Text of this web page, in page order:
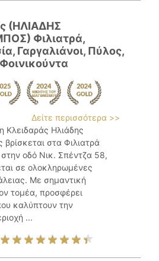
(ΗΛΙΑΔΗΣ
Φιλιατρά,
Γαργαλιάνοι, Πύλος,
Δείτε περισσότερα >>
Κλειδαράς Ηλιάδης
στα Φιλιατρά
οδό Νικ. Σπέντζα 58,
σε ολοκληρωμένες
Με σημαντική
τομέα, προσφέρει
καλύπτουν την
...